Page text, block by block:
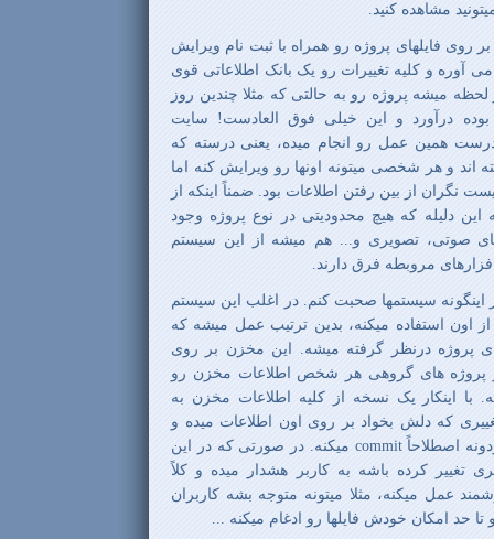
مشاهده کنید.
روی فایلهای پروژه رو همراه با ثبت نام ویرایش
آوره و کلیه تغییرات رو یک بانک اطلاعاتی قوی
میشه پروژه رو به حالتی که مثلا چندین روز
درآورد و این خیلی فوق العادست! سایت
همین عمل رو انجام میده، یعنی درسته که
اند و هر شخصی میتونه اونها رو ویرایش کنه اما
نگران از بین رفتن اطلاعات بود. ضمناً اینکه از
این دلیله که هیچ محدودیتی در نوع پروژه وجود
صوتی، تصویری و... هم میشه از این سیستم
مروبطه فرق دارند.
سیستمها صحبت کنم. در اغلب این سیستم
اون استفاده میکنه، بدین ترتیب عمل میشه که
پروژه درنظر گرفته میشه. این مخزن بر روی
پروژه های گروهی هر شخص اطلاعات مخزن رو
با اینکار یک نسخه از کلیه اطلاعات مخزن به
که دلش بخواد بر روی اون اطلاعات میده و
اصطلاحاًcommit میکنه. در صورتی که در این
کرده باشه به کاربر هشدار میده و کلاً
عمل میکنه، مثلا میتونه متوجه بشه کاربران
حد امکان خودش فایلها رو ادغام میکنه ...